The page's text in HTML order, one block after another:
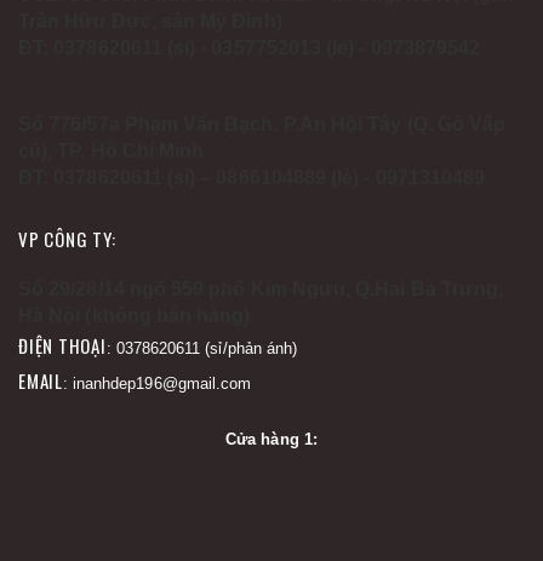
VP CÔNG TY:
ĐIỆN THOẠI : 0378620611 (sỉ/phản ánh)
EMAIL: inanhdep196@gmail.com
Cửa hàng 1: